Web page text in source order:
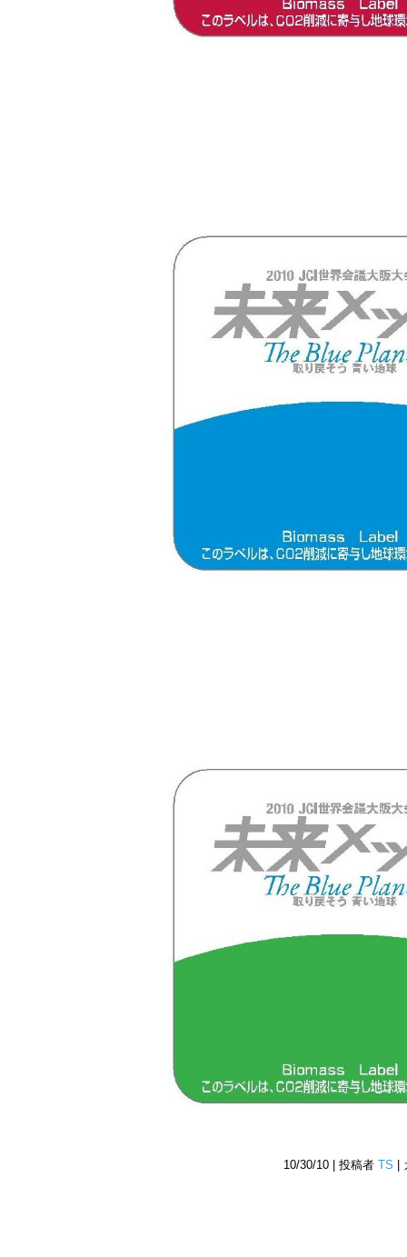
10/30/10 | 投稿者 TS |